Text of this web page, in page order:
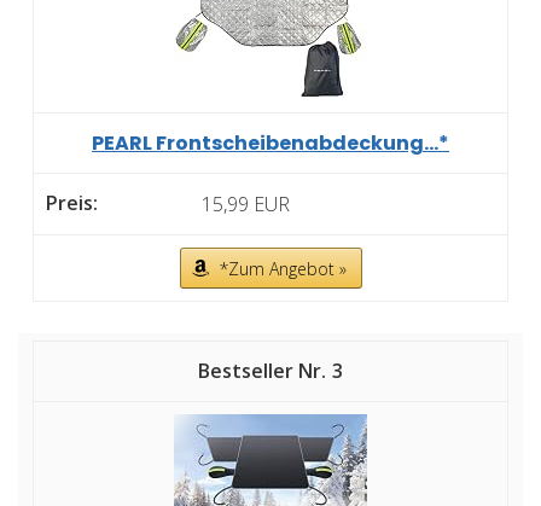
PEARL Frontscheibenabdeckung...*
15,99 EUR
*Zum Angebot »
3